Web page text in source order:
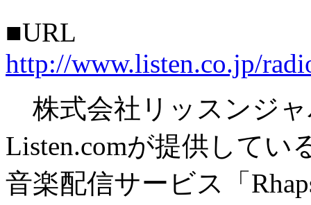
■URL
http://www.listen.co.jp/
株式会社リッスンジ
Listen.comが提供してい
音楽配信サービス「